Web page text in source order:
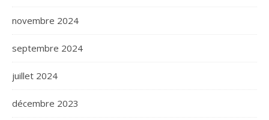
novembre 2024
septembre 2024
juillet 2024
décembre 2023